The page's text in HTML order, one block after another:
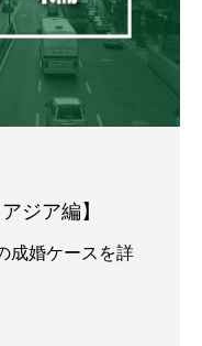
ジア編】
成婚ケースを詳